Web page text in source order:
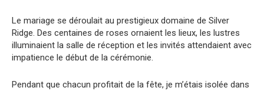
Le mariage se déroulait au prestigieux domaine de Silver
Ridge. Des centaines de roses ornaient les lieux, les lustres
illuminaient la salle de réception et les invités attendaient avec
impatience le début de la cérémonie.
Pendant que chacun profitait de la fête, je m’étais isolée dans